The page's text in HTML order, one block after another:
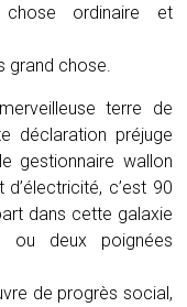
ordinaire et
grand chose.
terre de
déclaration préjuge
gestionnaire wallon
c’est 90
dans cette galaxie
deux poignées
de progrès social,